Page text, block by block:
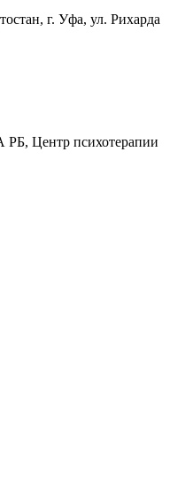
г. Уфа, ул. Рихарда
Центр психотерапии